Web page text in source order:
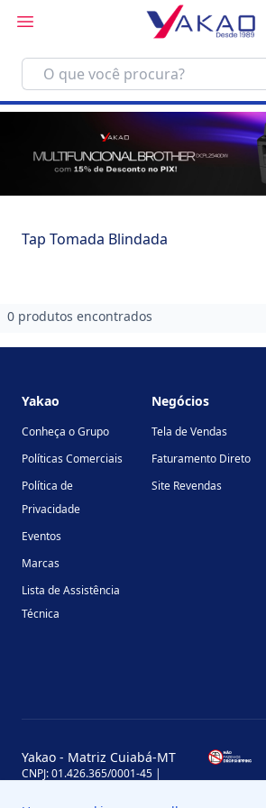
Tap Tomada Blindada
0 produtos encontrados
Yakao
Conheça o Grupo
Políticas Comerciais
Política de
Privacidade
Eventos
Marcas
Lista de Assistência
Técnica
Negócios
Tela de Vendas
Faturamento Direto
Site Revendas
Yakao - Matriz Cuiabá-MT
CNPJ: 01.426.365/0001-45 |